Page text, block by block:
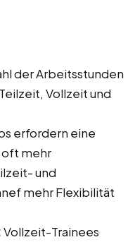
der Arbeitsstunden
Vollzeit und
erfordern eine
oft mehr
und
mehr Flexibilität
Vollzeit-Trainees